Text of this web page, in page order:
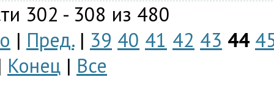
302 - 308 из 480
| Пред.| 39 40 41 42 43 44
Конец | Все